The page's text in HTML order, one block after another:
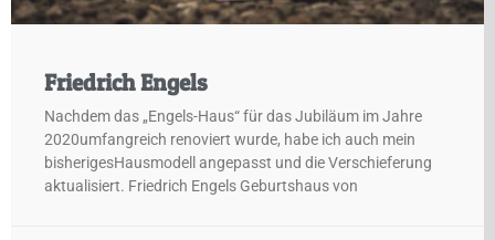
Friedrich Engels
Nachdem das „Engels-Haus“ für das Jubiläum im Jahre
2020umfangreich renoviert wurde, habe ich auch mein
bisherigesHausmodell angepasst und die Verschieferung
aktualisiert. Friedrich Engels Geburtshaus von